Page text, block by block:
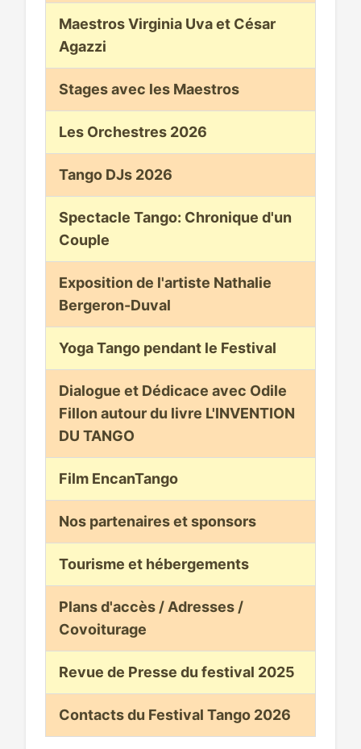
Maestros Virginia Uva et César
Agazzi
Stages avec les Maestros
Les Orchestres 2026
Tango DJs 2026
Spectacle Tango: Chronique d'un
Couple
Exposition de l'artiste Nathalie
Bergeron-Duval
Yoga Tango pendant le Festival
Dialogue et Dédicace avec Odile
Fillon autour du livre L'INVENTION
DU TANGO
Film EncanTango
Nos partenaires et sponsors
Tourisme et hébergements
Plans d'accès / Adresses /
Covoiturage
Revue de Presse du festival 2025
Contacts du Festival Tango 2026